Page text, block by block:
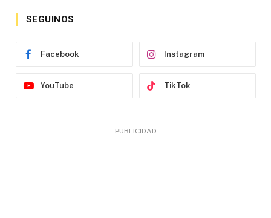
SEGUINOS
Facebook Instagram
YouTube TikTok
PUBLICIDAD